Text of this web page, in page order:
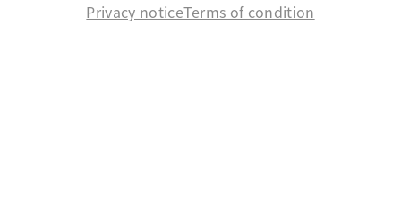
Privacy noticeTerms of condition